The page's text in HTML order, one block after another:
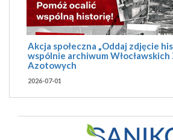
Akcja społeczna „Oddaj zdjęcie
wspólnie archiwum Włocławskich
Azotowych
2026-07-01